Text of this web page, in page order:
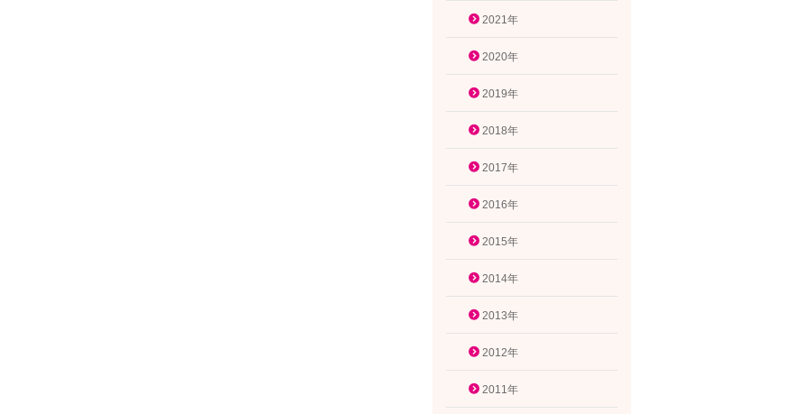
2021年
2020年
2019年
2018年
2017年
2016年
2015年
2014年
2013年
2012年
2011年